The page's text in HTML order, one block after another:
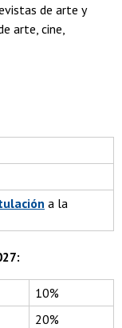
de arte y
arte, cine,
a la
10%
20%